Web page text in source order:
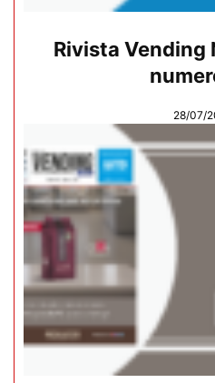
Rivista Vending
28/07/